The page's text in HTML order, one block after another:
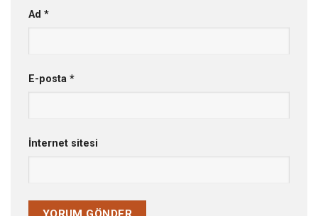
Ad *
E-posta *
İnternet sitesi